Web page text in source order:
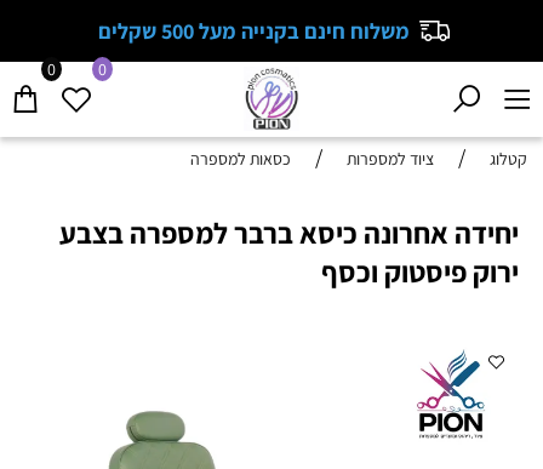
משלוח חינם בקנייה מעל 500 שקלים
0 0
קטלוג / ציוד למספרות / כסאות למספרה
יחידה אחרונה כיסא ברבר למספרה בצבע
ירוק פיסטוק וכסף